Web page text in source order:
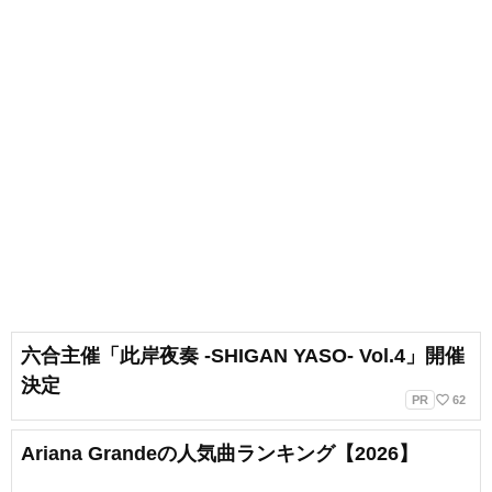
六合主催「此岸夜奏 -SHIGAN YASO- Vol.4」開催
決定
PR favorite_border 62
Ariana Grandeの人気曲ランキング【2026】